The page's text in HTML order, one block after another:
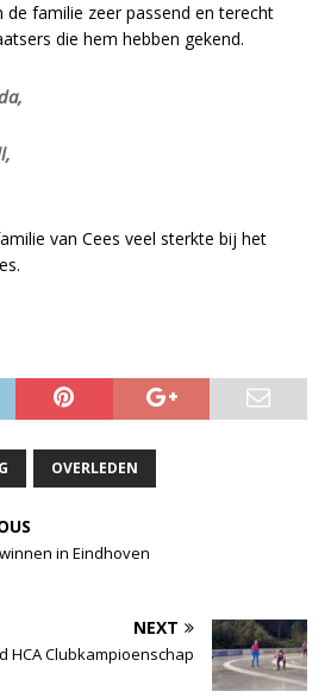
de familie zeer passend en terecht
die hem hebben gekend.
van Cees veel sterkte bij het
OVERLEDEN
in Eindhoven
NEXT
HCA Clubkampioenschap